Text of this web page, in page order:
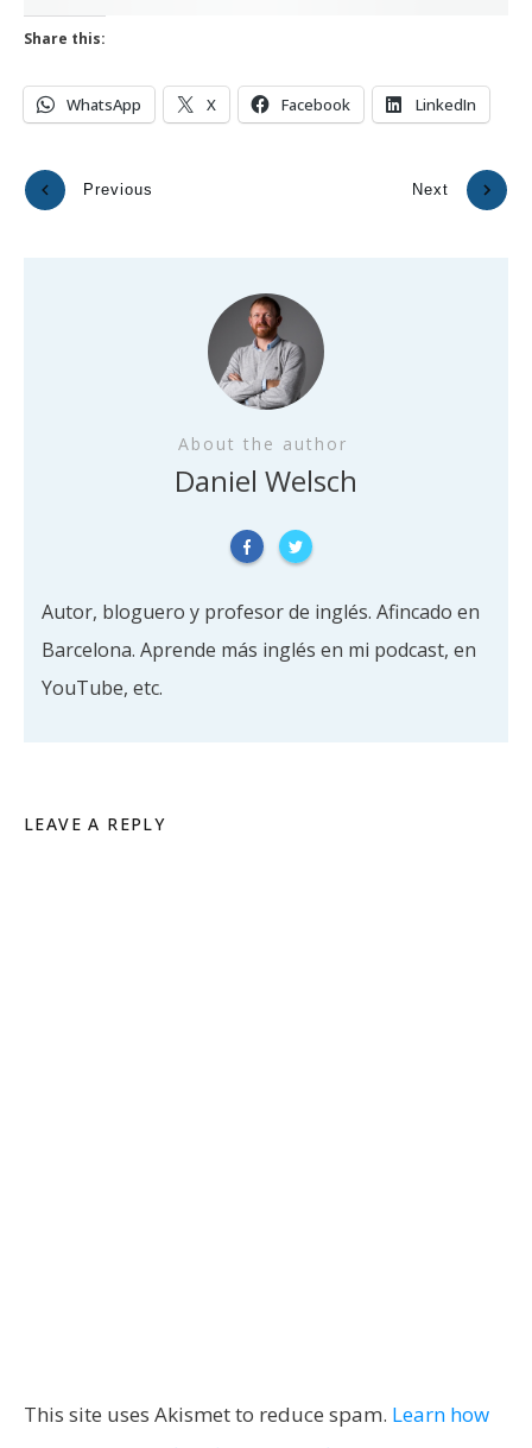
Share this:
WhatsApp X Facebook LinkedIn
Previous Next
About the author
Daniel Welsch
Autor, bloguero y profesor de inglés. Afincado en
Barcelona. Aprende más inglés en mi podcast, en
YouTube, etc.
LEAVE A REPLY
This site uses Akismet to reduce spam. Learn how